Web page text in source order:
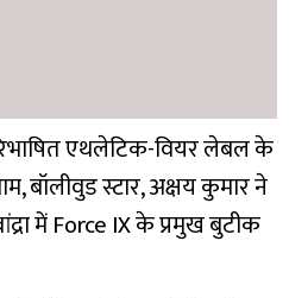
एथलेटिक-वियर लेबल के
बॉलीवुड स्टार, अक्षय कुमार ने
में Force IX के प्रमुख बुटीक